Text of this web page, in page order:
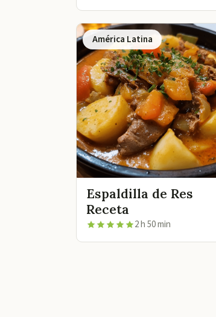
América Latina
Espaldilla de Res
Receta
2 h 50 min